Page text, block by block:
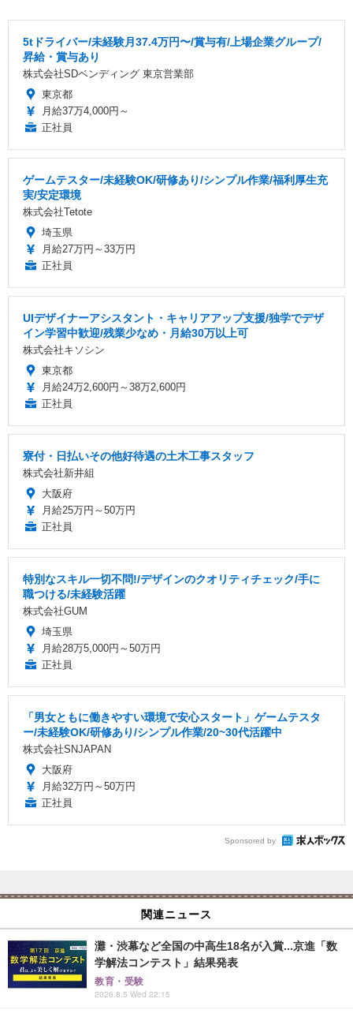
5tドライバー/未経験月37.4万円〜/賞与有/上場企業グループ/
昇給・賞与あり
株式会社SDベンディング 東京営業部
東京都
月給37万4,000円～
正社員
ゲームテスター/未経験OK/研修あり/シンプル作業/福利厚生充
実/安定環境
株式会社Tetote
埼玉県
月給27万円～33万円
正社員
UIデザイナーアシスタント・キャリアアップ支援/独学でデザ
イン学習中歓迎/残業少なめ・月給30万以上可
株式会社キソシン
東京都
月給24万2,600円～38万2,600円
正社員
寮付・日払いその他好待遇の土木工事スタッフ
株式会社新井組
大阪府
月給25万円～50万円
正社員
特別なスキル一切不問!/デザインのクオリティチェック/手に
職つける/未経験活躍
株式会社GUM
埼玉県
月給28万5,000円～50万円
正社員
「男女ともに働きやすい環境で安心スタート」ゲームテスタ
ー/未経験OK/研修あり/シンプル作業/20~30代活躍中
株式会社SNJAPAN
大阪府
月給32万円～50万円
正社員
Sponsored by
関連ニュース
灘・渋幕など全国の中高生18名が入賞...京進「数
学解法コンテスト」結果発表
教育・受験
2026.8.5 Wed 22:15